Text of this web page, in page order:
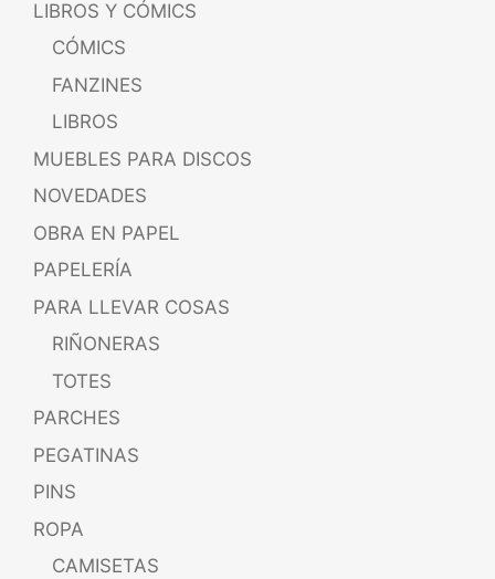
LIBROS Y CÓMICS
CÓMICS
FANZINES
LIBROS
MUEBLES PARA DISCOS
NOVEDADES
OBRA EN PAPEL
PAPELERÍA
PARA LLEVAR COSAS
RIÑONERAS
TOTES
PARCHES
PEGATINAS
PINS
ROPA
CAMISETAS